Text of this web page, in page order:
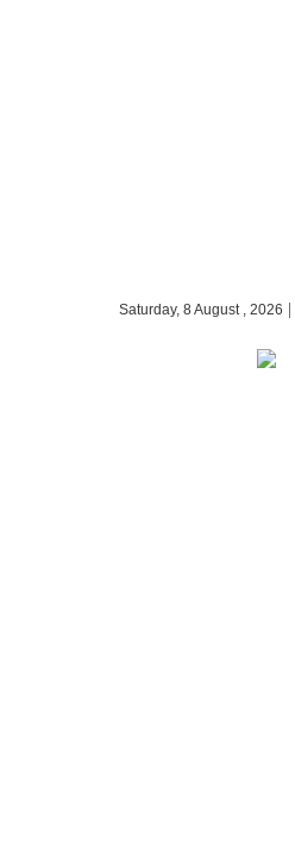
Saturday, 8 August , 2026